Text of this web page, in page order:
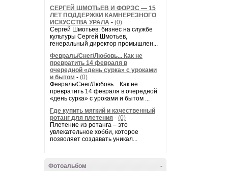
СЕРГЕЙ ШМОТЬЕВ И ФОРЭС — 15
ЛЕТ ПОДДЕРЖКИ КАМНЕРЕЗНОГО
ИСКУССТВА УРАЛА - (0)
Сергей Шмотьев: бизнес на службе
культуры Сергей Шмотьев,
генеральный директор промышлен...
Февраль/Снег/Любовь... Как не
превратить 14 февраля в
очередной «день сурка» с уроками
и бытом - (0)
Февраль/Снег/Любовь... Как не
превратить 14 февраля в очередной
«день сурка» с уроками и бытом ...
Где купить мягкий и качественный
ротанг для плетения - (0)
Плетение из ротанга – это
увлекательное хобби, которое
позволяет создавать уникал...
-
Фотоальбом